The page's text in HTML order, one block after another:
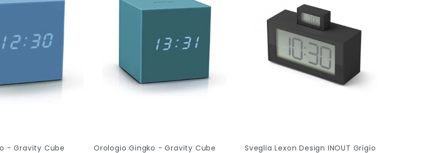
- Gravity Cube
Orologio Gingko - Gravity Cube
Sveglia Lexon Design INOUT Grigio